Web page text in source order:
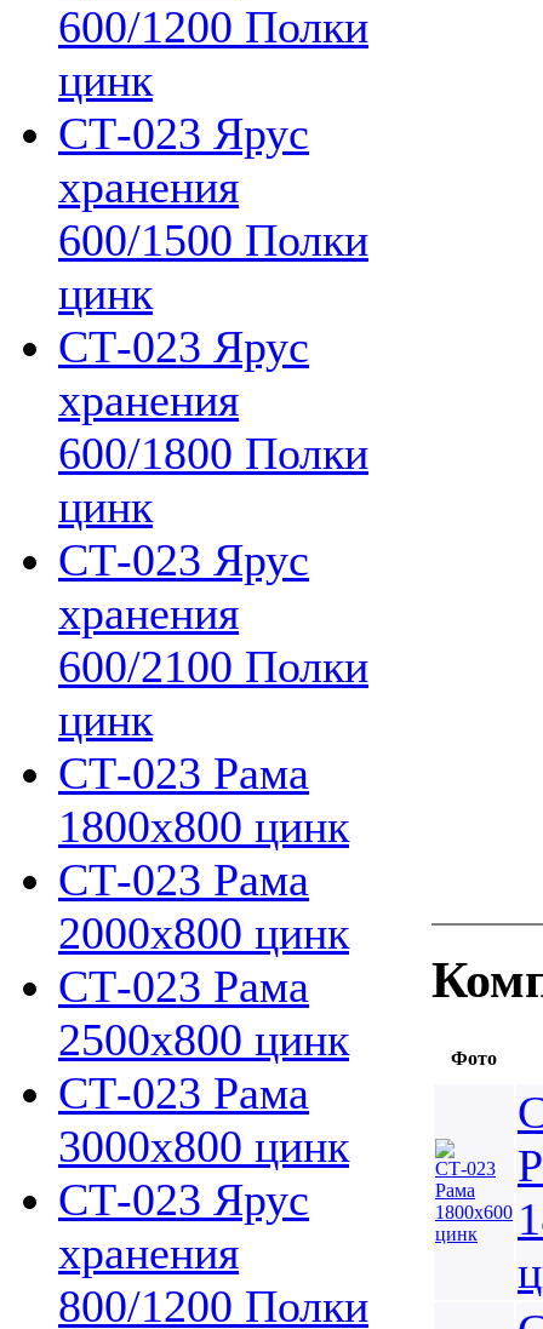
600/1200 Полки
цинк
СТ-023 Ярус
хранения
600/1500 Полки
цинк
СТ-023 Ярус
хранения
600/1800 Полки
цинк
СТ-023 Ярус
хранения
600/2100 Полки
цинк
СТ-023 Рама
1800х800 цинк
СТ-023 Рама
2000х800 цинк
СТ-023 Рама
2500х800 цинк
СТ-023 Рама
3000х800 цинк
СТ-023 Ярус
хранения
800/1200 Полки
Фото